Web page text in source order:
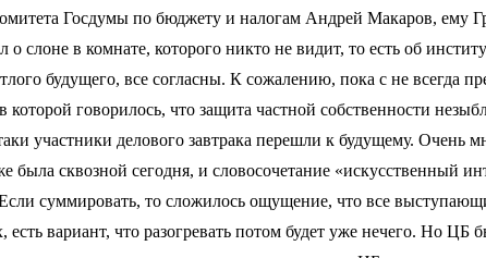
Госдумы по бюджету и налогам Андрей Макаров, ему
слоне в комнате, которого никто не видит, то есть об
будущего, все согласны. К сожалению, пока с не всегда
говорилось, что защита частной собственности
участники делового завтрака перешли к будущему. Очень
была сквозной сегодня, и словосочетание «искусственный
суммировать, то сложилось ощущение, что все
вариант, что разогревать потом будет уже нечего. Но